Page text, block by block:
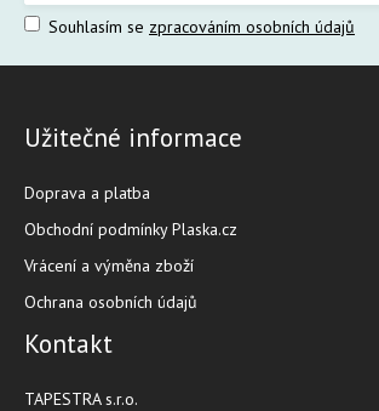
Souhlasím se zpracováním osobních údajů
Užitečné informace
Doprava a platba
Obchodní podmínky Plaska.cz
Vrácení a výměna zboží
Ochrana osobních údajů
Kontakt
TAPESTRA s.r.o.